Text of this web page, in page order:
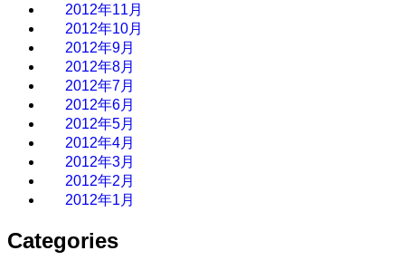
2012年11月
2012年10月
2012年9月
2012年8月
2012年7月
2012年6月
2012年5月
2012年4月
2012年3月
2012年2月
2012年1月
Categories